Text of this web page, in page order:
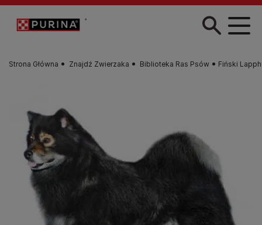
Przejdź do treści
Strona Główna Znajdź Zwierzaka Biblioteka Ras Psów Fiński